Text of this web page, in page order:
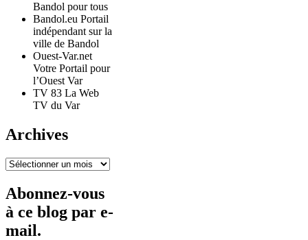
Bandol pour tous
Bandol.eu Portail
indépendant sur la
ville de Bandol
Ouest-Var.net
Votre Portail pour
l’Ouest Var
TV 83 La Web
TV du Var
Archives
Archives
Abonnez-vous
à ce blog par e-
mail.